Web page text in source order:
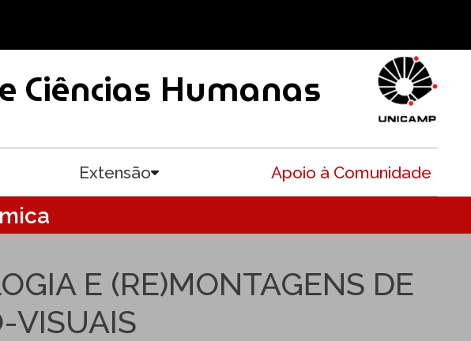
Humanas
Extensão Apoio à Comunidade
E (RE)MONTAGENS DE
VISUAIS